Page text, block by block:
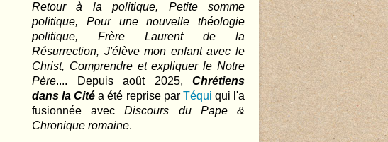
Retour à la politique, Petite somme
politique, Pour une nouvelle théologie
politique, Frère Laurent de la
Résurrection, J'élève mon enfant avec le
Christ, Comprendre et expliquer le Notre
Père.... Depuis août 2025, Chrétiens
dans la Cité a été reprise par Téqui qui l'a
fusionnée avecDiscours du Pape &
Chronique romaine.